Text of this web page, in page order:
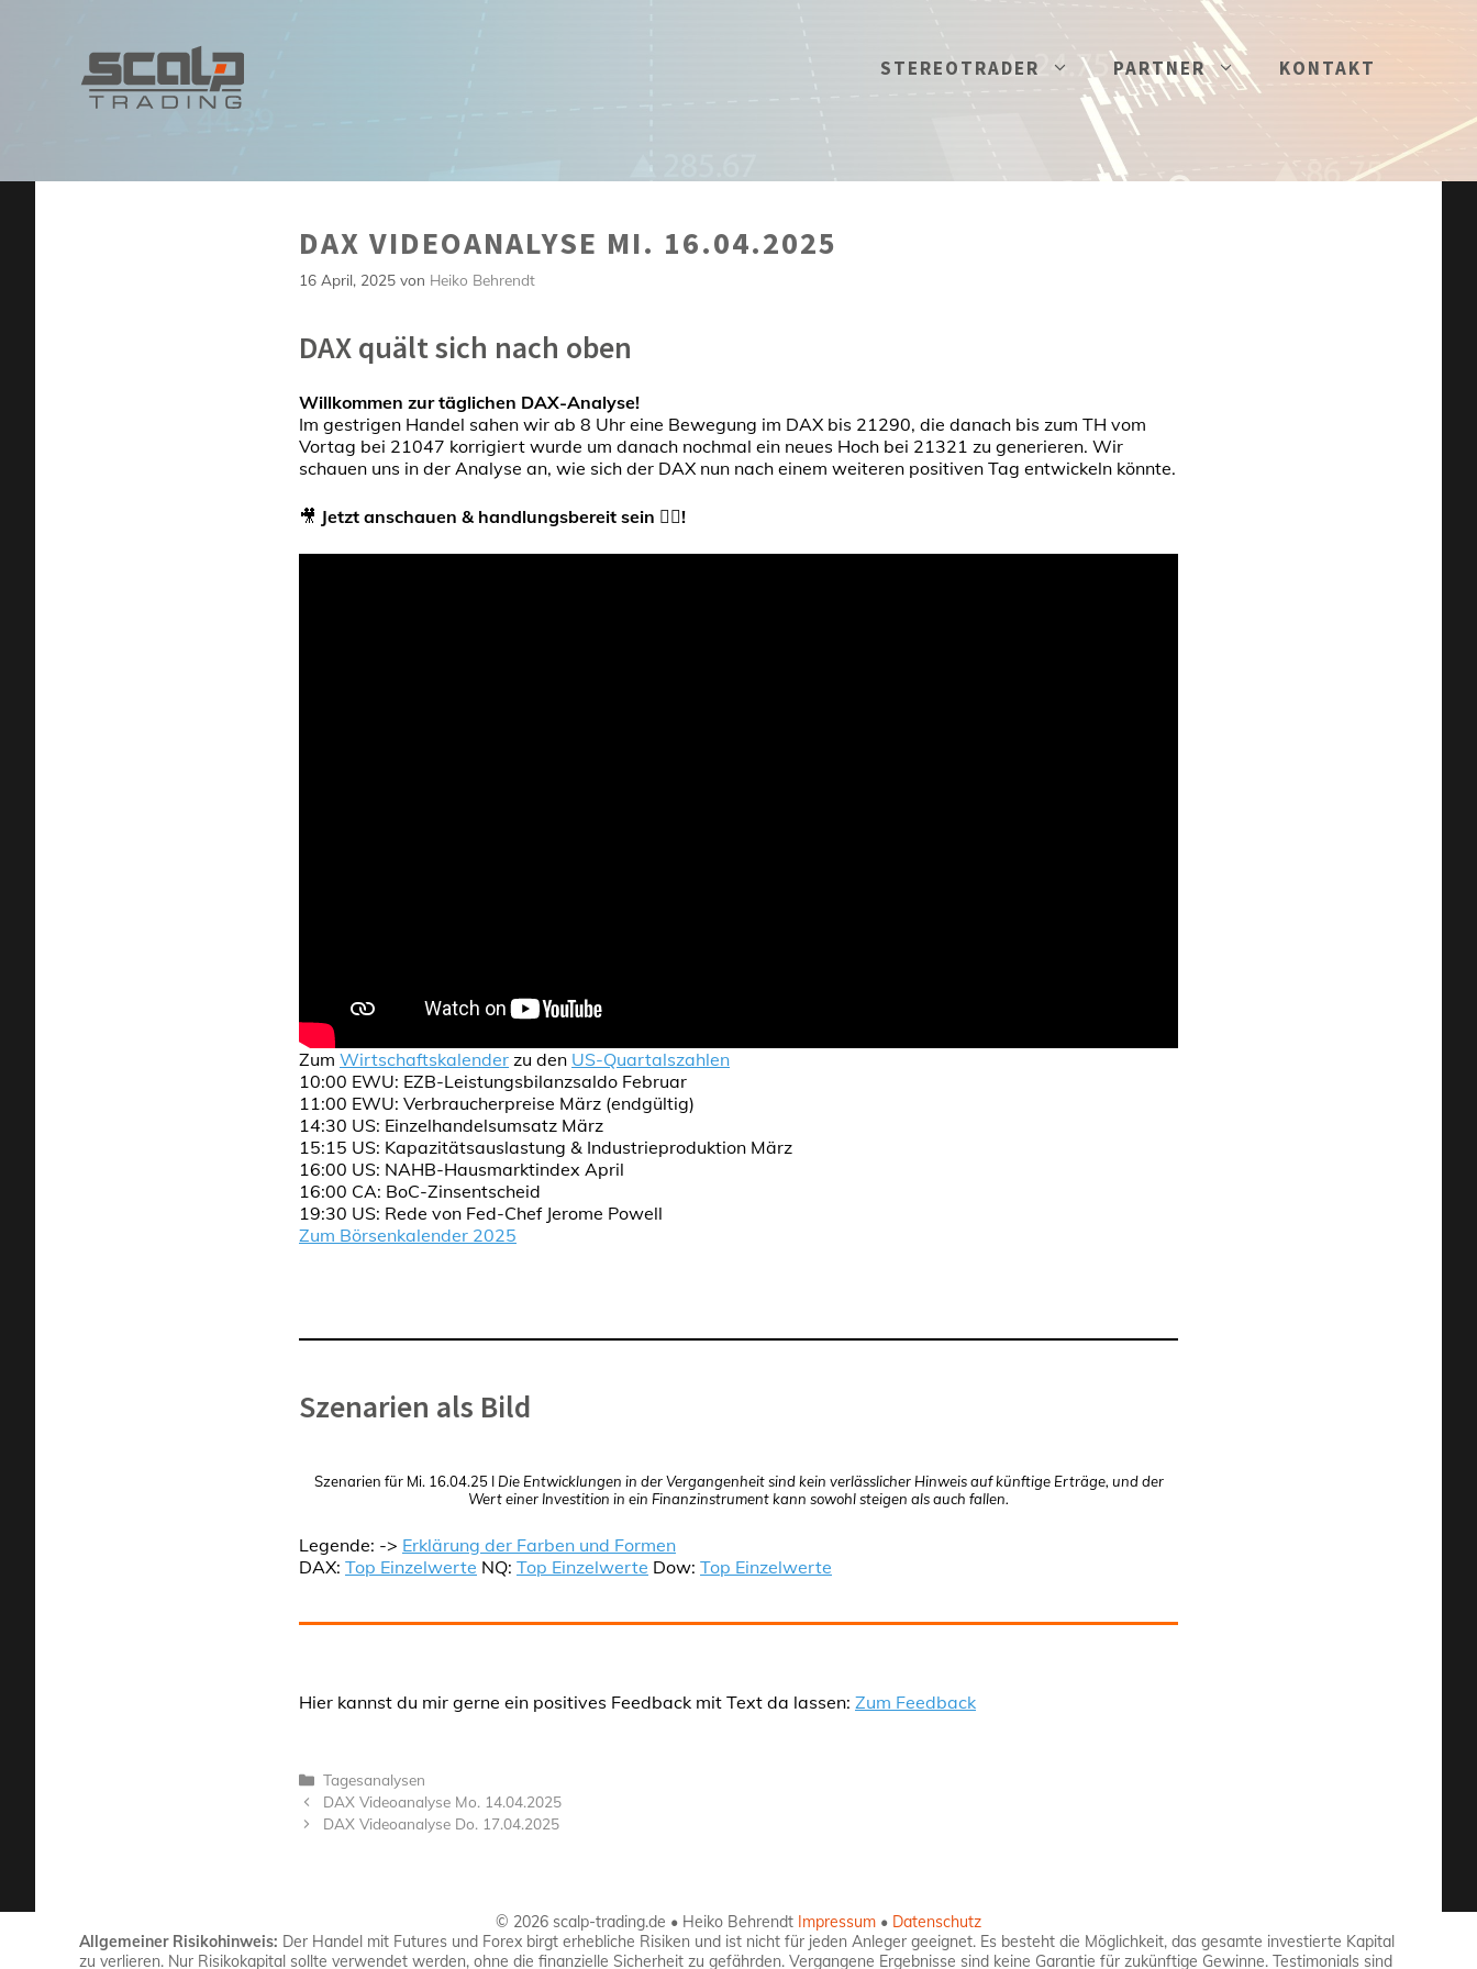
STEREOTRADER PARTNER KONTAKT
DAX VIDEOANALYSE MI. 16.04.2025
16 April, 2025 von Heiko Behrendt
DAX quält sich nach oben
Willkommen zur täglichen DAX-Analyse!
Im gestrigen Handel sahen wir ab 8 Uhr eine Bewegung im DAX bis 21290, die danach bis zum TH vom
Vortag bei 21047 korrigiert wurde um danach nochmal ein neues Hoch bei 21321 zu generieren. Wir
schauen uns in der Analyse an, wie sich der DAX nun nach einem weiteren positiven Tag entwickeln könnte.
🎥 Jetzt anschauen & handlungsbereit sein 👇🏼!
Zum Wirtschaftskalender zu den US-Quartalszahlen
10:00 EWU: EZB-Leistungsbilanzsaldo Februar
11:00 EWU: Verbraucherpreise März (endgültig)
14:30 US: Einzelhandelsumsatz März
15:15 US: Kapazitätsauslastung & Industrieproduktion März
16:00 US: NAHB-Hausmarktindex April
16:00 CA: BoC-Zinsentscheid
19:30 US: Rede von Fed-Chef Jerome Powell
Zum Börsenkalender 2025
Szenarien als Bild
Szenarien für Mi. 16.04.25 I Die Entwicklungen in der Vergangenheit sind kein verlässlicher Hinweis auf künftige Erträge, und der
Wert einer Investition in ein Finanzinstrument kann sowohl steigen als auch fallen.
Legende: -> Erklärung der Farben und Formen
DAX: Top Einzelwerte NQ: Top Einzelwerte Dow: Top Einzelwerte
Hier kannst du mir gerne ein positives Feedback mit Text da lassen: Zum Feedback
Kategorien
Tagesanalysen
DAX Videoanalyse Mo. 14.04.2025
DAX Videoanalyse Do. 17.04.2025
© 2026 scalp-trading.de • Heiko Behrendt Impressum • Datenschutz
Allgemeiner Risikohinweis: Der Handel mit Futures und Forex birgt erhebliche Risiken und ist nicht für jeden Anleger geeignet. Es besteht die Möglichkeit, das gesamte investierte Kapital
zu verlieren. Nur Risikokapital sollte verwendet werden, ohne die finanzielle Sicherheit zu gefährden. Vergangene Ergebnisse sind keine Garantie für zukünftige Gewinne. Testimonials sind